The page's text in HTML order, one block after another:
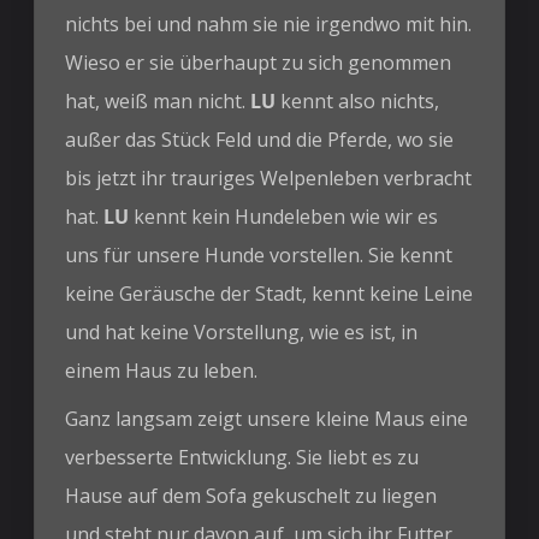
nichts bei und nahm sie nie irgendwo mit hin.
Wieso er sie überhaupt zu sich genommen
hat, weiß man nicht. LU kennt also nichts,
außer das Stück Feld und die Pferde, wo sie
bis jetzt ihr trauriges Welpenleben verbracht
hat. LU kennt kein Hundeleben wie wir es
uns für unsere Hunde vorstellen. Sie kennt
keine Geräusche der Stadt, kennt keine Leine
und hat keine Vorstellung, wie es ist, in
einem Haus zu leben.
Ganz langsam zeigt unsere kleine Maus eine
verbesserte Entwicklung. Sie liebt es zu
Hause auf dem Sofa gekuschelt zu liegen